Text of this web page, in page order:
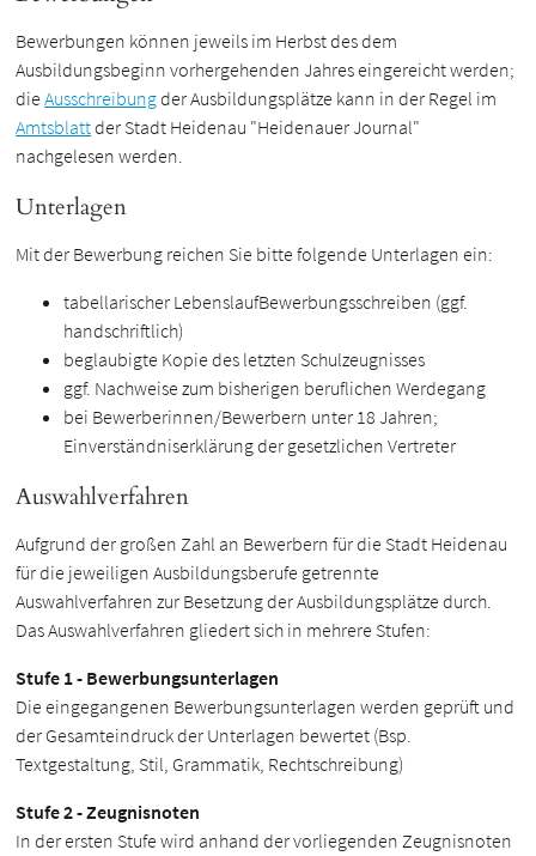
Bewerbungen können jeweils im Herbst des dem
Ausbildungsbeginn vorhergehenden Jahres eingereicht werden;
dieAusschreibungder Ausbildungsplätze kann in der Regel im
Amtsblattder Stadt Heidenau "Heidenauer Journal"
nachgelesen werden.
Unterlagen
Mit der Bewerbung reichen Sie bitte folgende Unterlagen ein:
tabellarischer LebenslaufBewerbungsschreiben (ggf.
handschriftlich)
beglaubigte Kopie des letzten Schulzeugnisses
ggf. Nachweise zum bisherigen beruflichen Werdegang
bei Bewerberinnen/Bewerbern unter 18 Jahren;
Einverständniserklärung der gesetzlichen Vertreter
Auswahlverfahren
Aufgrund der großen Zahl an Bewerbern für die Stadt Heidenau
für die jeweiligen Ausbildungsberufe getrennte
Auswahlverfahren zur Besetzung der Ausbildungsplätze durch.
Das Auswahlverfahren gliedert sich in mehrere Stufen:
Stufe 1 - Bewerbungsunterlagen
Die eingegangenen Bewerbungsunterlagen werden geprüft und
der Gesamteindruck der Unterlagen bewertet (Bsp.
Textgestaltung, Stil, Grammatik, Rechtschreibung)
Stufe 2 - Zeugnisnoten
In der ersten Stufe wird anhand der vorliegenden Zeugnisnoten